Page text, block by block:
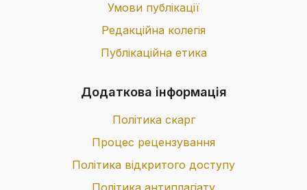
Умови публікації
Редакційна колегія
Публікаційна етика
Додаткова інформація
Політика скарг
Процес рецензування
Політика відкритого доступу
Політика антиплагіату